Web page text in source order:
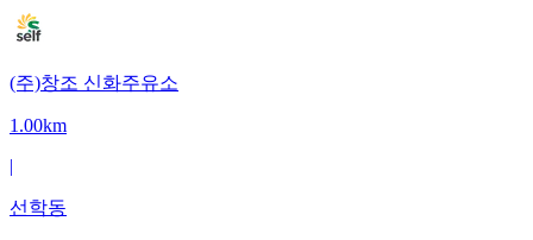
(주)창조 신화주유소
1.00km
|
선학동